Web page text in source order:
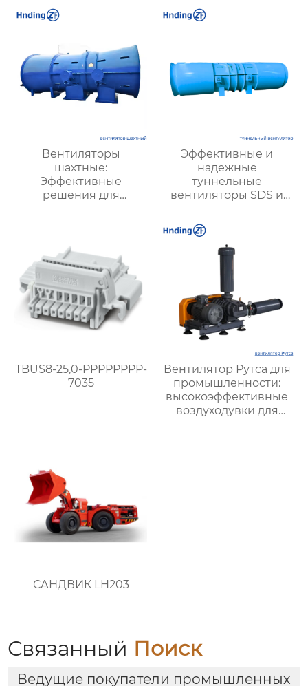
оптимизация работы
и энергосбережение
Вентиляторы
шахтные:
Эффективные
решения для
промышленности
Эффективные и
надежные
туннельные
вентиляторы SDS и
транспортных и
подземных туннелей
TBUS8-25,0-PPPPPPPP-
7035
Вентилятор Рутса для
промышленности:
высокоэффективные
воздуходувки для
САНДВИК LH203
Связанный Поиск
Ведущие покупатели промышленных